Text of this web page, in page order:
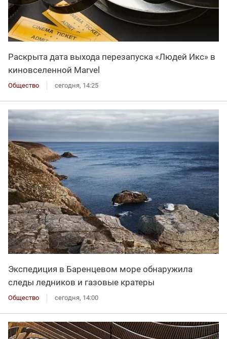
Раскрыта дата выхода перезапуска «Людей Икс» в
киновселенной Marvel
Общество сегодня, 14:25
Экспедиция в Баренцевом море обнаружила
следы ледников и газовые кратеры
Общество сегодня, 14:00